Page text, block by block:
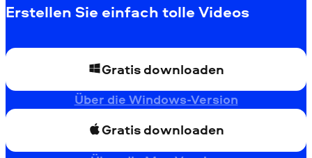
Erstellen Sie einfach tolle Videos
Gratis downloaden
Über die Windows-Version
Gratis downloaden